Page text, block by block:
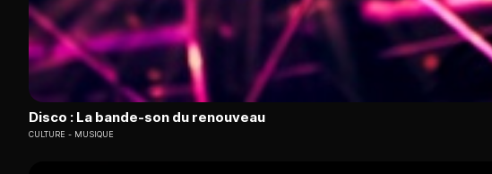
Disco : La bande-son du renouveau
CULTURE MUSIQUE